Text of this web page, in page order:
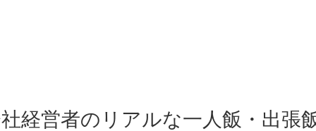
経営者のリアルな一人飯・出張